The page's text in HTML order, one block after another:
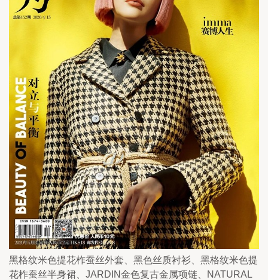
黑格纹米色提花柞蚕丝外套、黑色丝质衬衫、黑格纹米色提
花柞蚕丝半身裙、JARDIN金色复古金属项链、NATURAL